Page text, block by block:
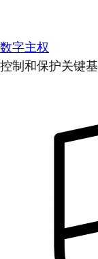
数字主权
控制和保护关键基